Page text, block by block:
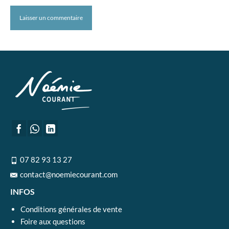
07 82 93 13 27
contact@noemiecourant.com
INFOS
Conditions générales de vente
Foire aux questions